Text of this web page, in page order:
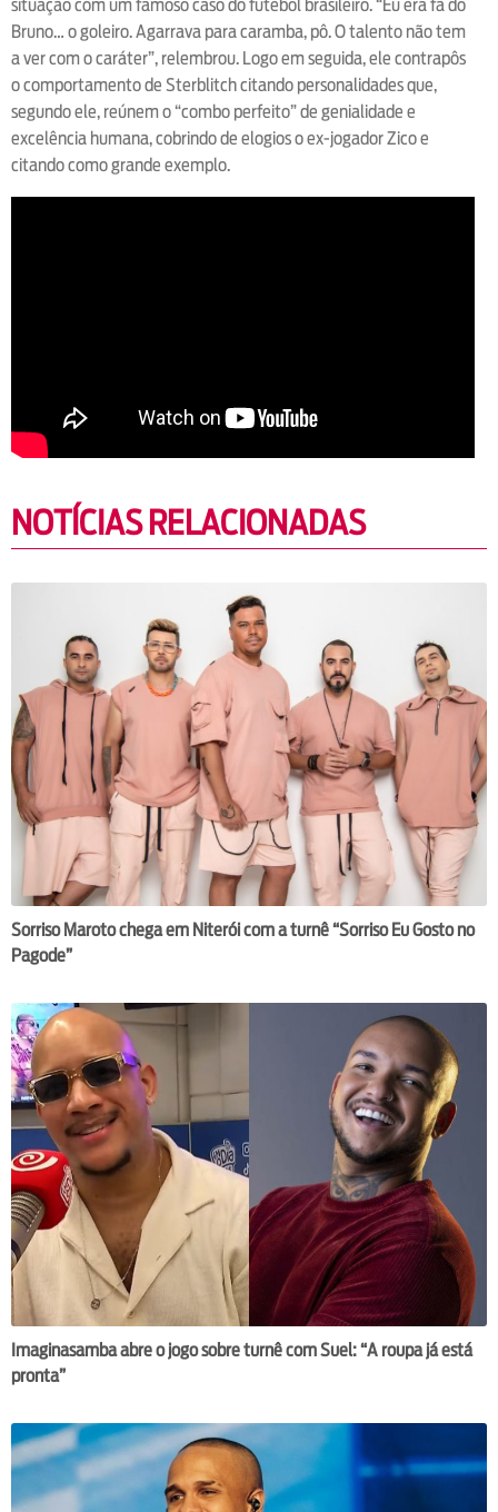
situação com um famoso caso do futebol brasileiro. “Eu era fã do
Bruno… o goleiro. Agarrava para caramba, pô. O talento não tem
a ver com o caráter”, relembrou. Logo em seguida, ele contrapôs
o comportamento de Sterblitch citando personalidades que,
segundo ele, reúnem o “combo perfeito” de genialidade e
excelência humana, cobrindo de elogios o ex-jogador Zico e
citando como grande exemplo.
NOTÍCIAS RELACIONADAS
Sorriso Maroto chega em Niterói com a turnê “Sorriso Eu Gosto no
Pagode”
Imaginasamba abre o jogo sobre turnê com Suel: “A roupa já está
pronta”